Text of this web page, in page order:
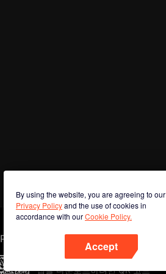
By using the website, you are agreeing to our
Privacy Policyand the use of cookies in
accordance with ourCookie Policy.
Accept
Phone
앱을 다운로드하려면 QR 코드